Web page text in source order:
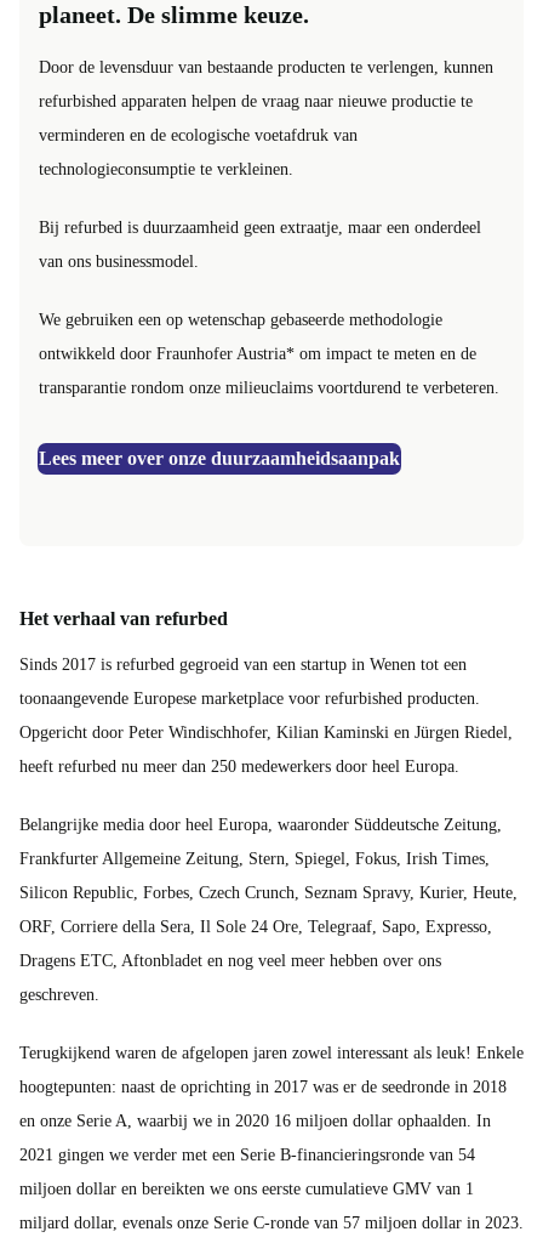
planeet. De slimme keuze.
Door de levensduur van bestaande producten te verlengen, kunnen
refurbished apparaten helpen de vraag naar nieuwe productie te
verminderen en de ecologische voetafdruk van
technologieconsumptie te verkleinen.
Bij refurbed is duurzaamheid geen extraatje, maar een onderdeel
van ons businessmodel.
We gebruiken een op wetenschap gebaseerde methodologie
ontwikkeld door Fraunhofer Austria* om impact te meten en de
transparantie rondom onze milieuclaims voortdurend te verbeteren.
Lees meer over onze duurzaamheidsaanpak
Het verhaal van refurbed
Sinds 2017 is refurbed gegroeid van een startup in Wenen tot een
toonaangevende Europese marketplace voor refurbished producten.
Opgericht door Peter Windischhofer, Kilian Kaminski en Jürgen Riedel,
heeft refurbed nu meer dan 250 medewerkers door heel Europa.
Belangrijke media door heel Europa, waaronder Süddeutsche Zeitung,
Frankfurter Allgemeine Zeitung, Stern, Spiegel, Fokus, Irish Times,
Silicon Republic, Forbes, Czech Crunch, Seznam Spravy, Kurier, Heute,
ORF, Corriere della Sera, Il Sole 24 Ore, Telegraaf, Sapo, Expresso,
Dragens ETC, Aftonbladet en nog veel meer hebben over ons
geschreven.
Terugkijkend waren de afgelopen jaren zowel interessant als leuk! Enkele
hoogtepunten: naast de oprichting in 2017 was er de seedronde in 2018
en onze Serie A, waarbij we in 2020 16 miljoen dollar ophaalden. In
2021 gingen we verder met een Serie B-financieringsronde van 54
miljoen dollar en bereikten we ons eerste cumulatieve GMV van 1
miljard dollar, evenals onze Serie C-ronde van 57 miljoen dollar in 2023.